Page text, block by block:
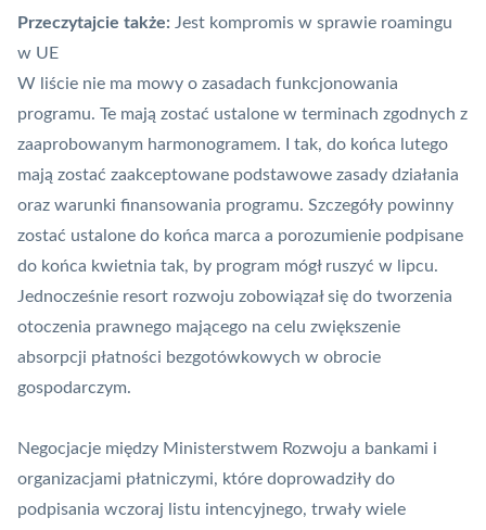
Przeczytajcie także: Jest kompromis w sprawie roamingu
w UE
W liście nie ma mowy o zasadach funkcjonowania
programu. Te mają zostać ustalone w terminach zgodnych z
zaaprobowanym harmonogramem. I tak, do końca lutego
mają zostać zaakceptowane podstawowe zasady działania
oraz warunki finansowania programu. Szczegóły powinny
zostać ustalone do końca marca a porozumienie podpisane
do końca kwietnia tak, by program mógł ruszyć w lipcu.
Jednocześnie resort rozwoju zobowiązał się do tworzenia
otoczenia prawnego mającego na celu zwiększenie
absorpcji płatności bezgotówkowych w obrocie
gospodarczym.
Negocjacje między Ministerstwem Rozwoju a bankami i
organizacjami płatniczymi, które doprowadziły do
podpisania wczoraj listu intencyjnego, trwały wiele